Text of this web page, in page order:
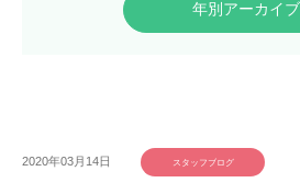
年別アーカイブ
2020年03月14日 スタッフブログ